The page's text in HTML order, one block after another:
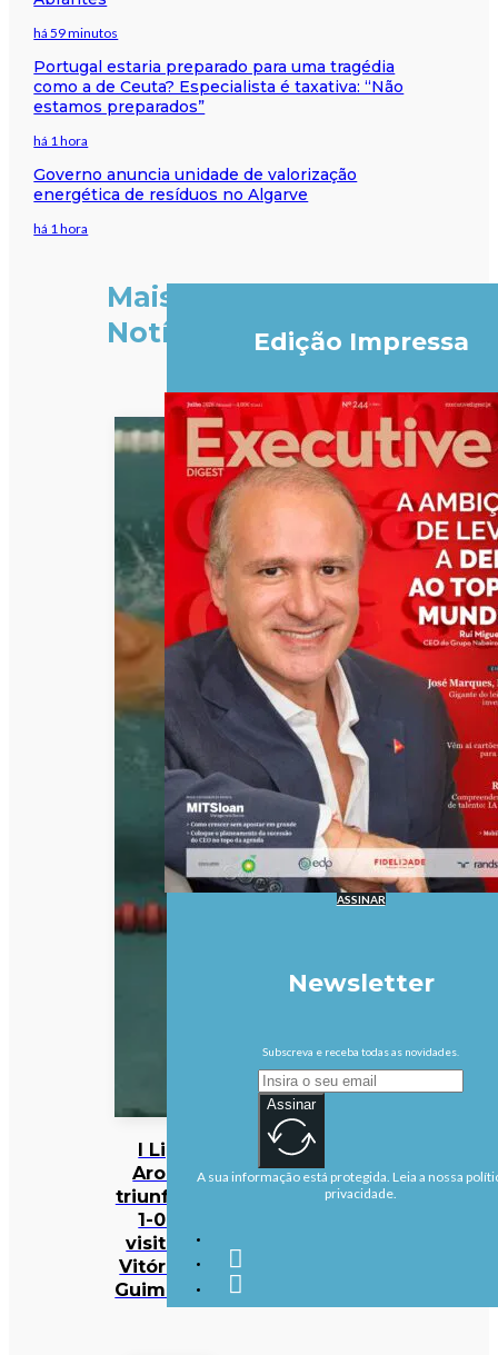
há 59 minutos
Portugal estaria preparado para uma tragédia
como a de Ceuta? Especialista é taxativa: “Não
estamos preparados”
há 1 hora
Governo anuncia unidade de valorização
energética de resíduos no Algarve
há 1 hora
Mais
Notícias
I Liga:
Arouca
triunfa por
1-0 na
visita ao
Vitória de
Guimarães
Edição Impressa
ASSINAR
Newsletter
Subscreva e receba todas as novidades.
Assinar
A sua informação está protegida. Leia a nossa
privacidade.